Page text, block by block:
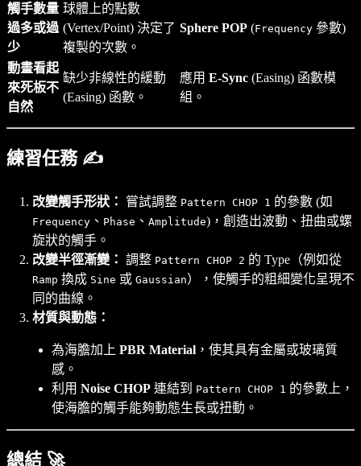
觸手數量
過多或過
少
球體上的點數
(Vertex/Point) 決定了
複製的次數。
Sphere POP (Frequency 參數)
動畫看起
來死板不
自然
缺少非線性的緩動
(Easing) 函數。
應用 E-Sync (Easing) 函數模
組。
練習任務 ✍️
改變觸手形狀： 嘗試調整 Pattern CHOP 1 的參數 (如
Frequency 、 Phase 、 Amplitude)，創造出波動、扭曲或螺
旋狀的觸手。
改變半徑漸變： 調整 Pattern CHOP 2 的 Type（例如從
Ramp 換成 Sine 或 Gaussian），使觸手的粗細變化呈現不
同的曲線。
材質與動態：
為海膽加上 PBR Material ，使其具有金屬或玻璃質
感。
利用 Noise CHOP 連結到 Pattern CHOP 1 的參數上，
使海膽的觸手能夠動態生長或扭動。
總結 🚀